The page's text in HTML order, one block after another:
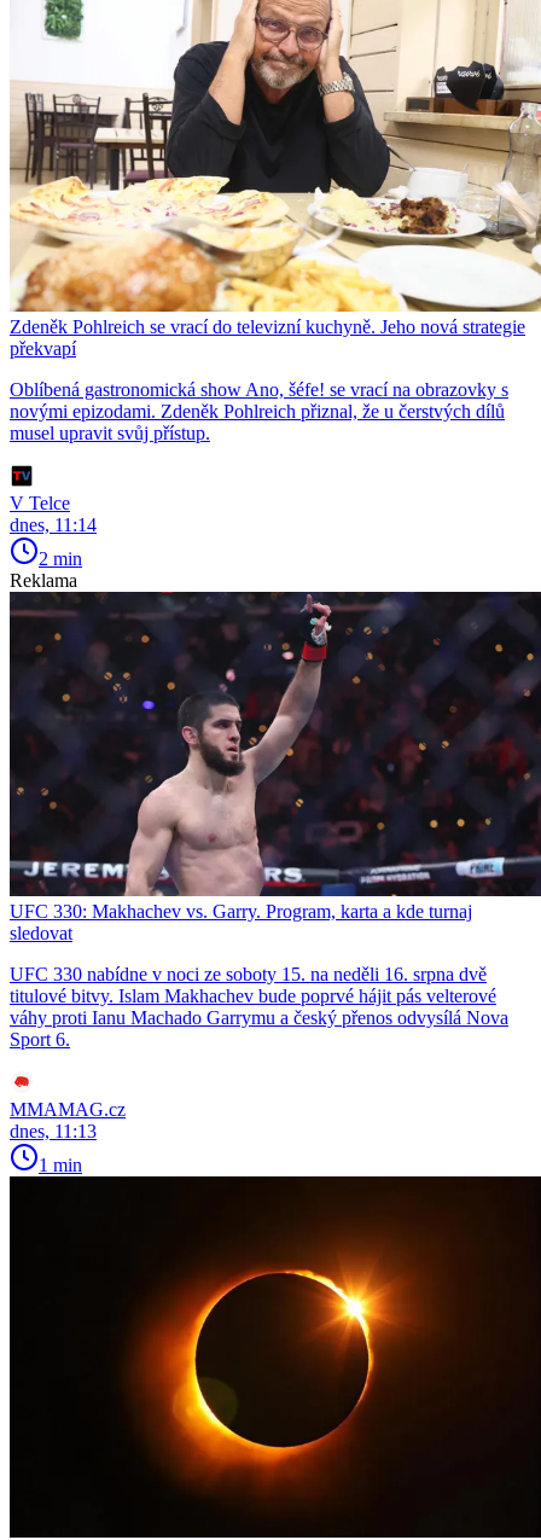
Zdeněk Pohlreich se vrací do televizní kuchyně. Jeho nová strategie
překvapí
Oblíbená gastronomická show Ano, šéfe! se vrací na obrazovky s
novými epizodami. Zdeněk Pohlreich přiznal, že u čerstvých dílů
musel upravit svůj přístup.
V Telce
dnes, 11:14
2 min
Reklama
UFC 330: Makhachev vs. Garry. Program, karta a kde turnaj
sledovat
UFC 330 nabídne v noci ze soboty 15. na neděli 16. srpna dvě
titulové bitvy. Islam Makhachev bude poprvé hájit pás velterové
váhy proti Ianu Machado Garrymu a český přenos odvysílá Nova
Sport 6.
MMAMAG.cz
dnes, 11:13
1 min